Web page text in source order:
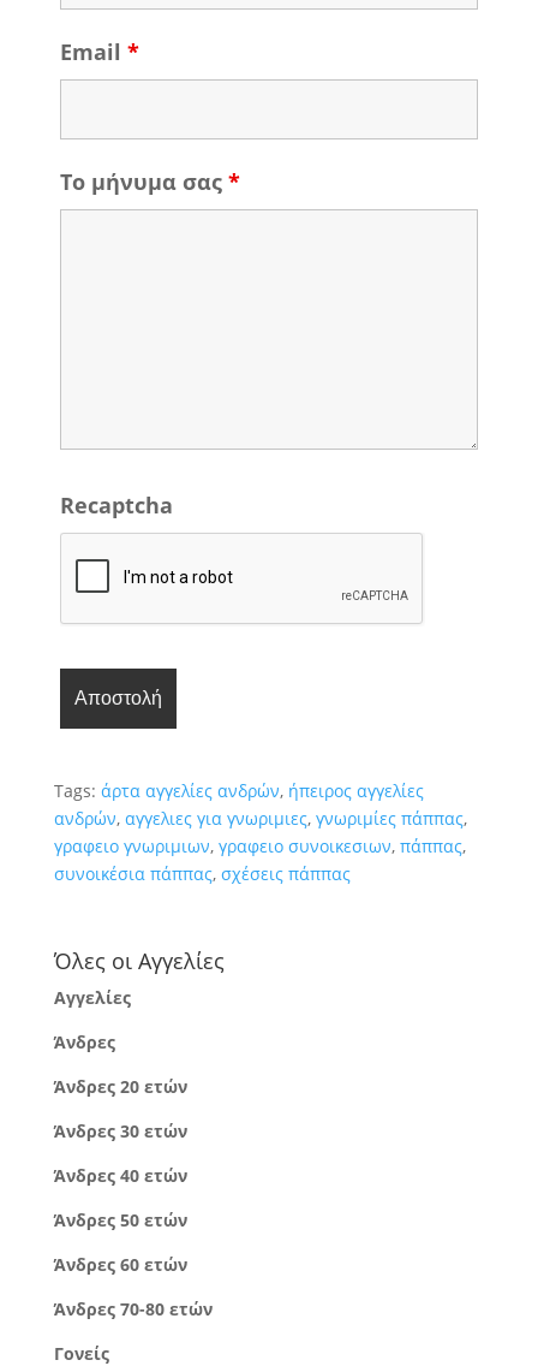
Email *
Το μήνυμα σας *
Recaptcha
Tags: άρτα αγγελίες ανδρών, ήπειρος αγγελίες
ανδρών, αγγελιες για γνωριμιες, γνωριμίες πάππας,
γραφειο γνωριμιων, γραφειο συνοικεσιων, πάππας,
συνοικέσια πάππας, σχέσεις πάππας
Όλες οι Αγγελίες
Αγγελίες
Άνδρες
Άνδρες 20 ετών
Άνδρες 30 ετών
Άνδρες 40 ετών
Άνδρες 50 ετών
Άνδρες 60 ετών
Άνδρες 70-80 ετών
Γονείς